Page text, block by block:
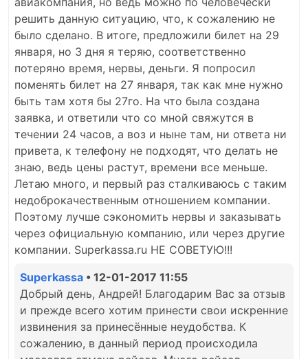
решить данную ситуацию, что, к сожалению не
было сделано. В итоге, предложили билет на 29
января, но 3 дня я теряю, соответственно
потеряно время, нервы, деньги. Я попросил
поменять билет на 27 января, так как мне нужно
быть там хотя бы 27го. На что была создана
заявка, и ответили что со мной свяжутся в
течении 24 часов, а воз и ныне там, ни ответа ни
привета, к телефону не подходят, что делать не
знаю, ведь цены растут, времени все меньше.
Летаю много, и первый раз сталкиваюсь с таким
недоброкачественным отношением компании.
Поэтому лучше сэкономить нервы и заказывать
через официальную компанию, или через другие
компании. Superkassa.ru НЕ СОВЕТУЮ!!!
Superkassa • 12-01-2017 11:55
Добрый день, Андрей! Благодарим Вас за отзыв
и прежде всего хотим принести свои искренние
извинения за принесённые неудобства. К
сожалению, в данный период происходила